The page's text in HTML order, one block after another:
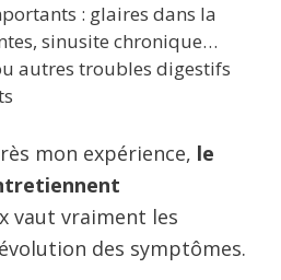
: glaires dans la
sinusite chronique…
autres troubles digestifs
mon expérience, le
vaut vraiment les
des symptômes.